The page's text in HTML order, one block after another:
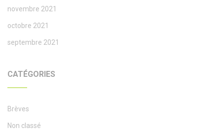
novembre 2021
octobre 2021
septembre 2021
CATÉGORIES
Brèves
Non classé